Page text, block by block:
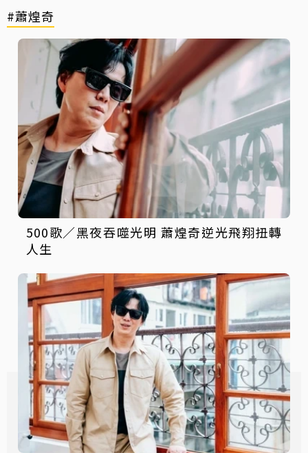
#蕭煌奇
500歌／黑夜吞噬光明 蕭煌奇逆光飛翔扭轉
人生